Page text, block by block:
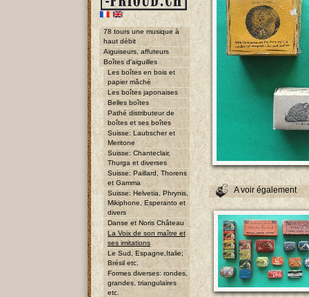
78 tours une musique à
haut débit
Aiguiseurs, affuteurs
Boîtes d'aiguilles
Les boîtes en bois et
papier mâché
Les boîtes japonaises
Belles boîtes
Pathé distributeur de
boîtes et ses boîtes
Suisse: Laubscher et
Meritone
Suisse: Chanteclair,
Thurga et diverses
Suisse: Paillard, Thorens
et Gamma
Suisse: Helvetia, Phrynis,
Mikiphone, Esperanto et
divers
Danse et Noris Château
La Voix de son maître et
ses imitations
Le Sud, Espagne,Italie;
Brésil etc.
Formes diverses: rondes,
grandes, triangulaires
etc.
A voir également